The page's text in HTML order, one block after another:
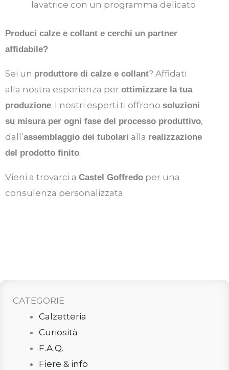
lavatrice con un programma delicato
Produci calze e collant e cerchi un partner
affidabile?
Sei un produttore di calze e collant? Affidati
alla nostra esperienza per ottimizzare la tua
produzione. I nostri esperti ti offrono soluzioni
su misura per ogni fase del processo produttivo,
dall’assemblaggio dei tubolari alla realizzazione
del prodotto finito.
Vieni a trovarci a Castel Goffredo per una
consulenza personalizzata.
CATEGORIE
Calzetteria
Curiosità
F.A.Q.
Fiere & info